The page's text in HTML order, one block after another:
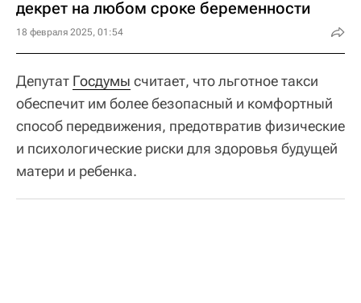
декрет на любом сроке беременности
18 февраля 2025, 01:54
Депутат Госдумы считает, что льготное такси
обеспечит им более безопасный и комфортный
способ передвижения, предотвратив физические
и психологические риски для здоровья будущей
матери и ребенка.